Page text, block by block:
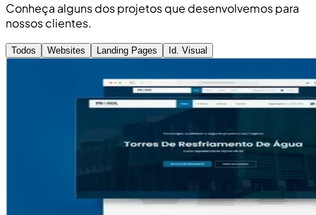
Conheça alguns dos projetos que desenvolvemos para
nossos clientes.
Todos Websites Landing Pages Id. Visual